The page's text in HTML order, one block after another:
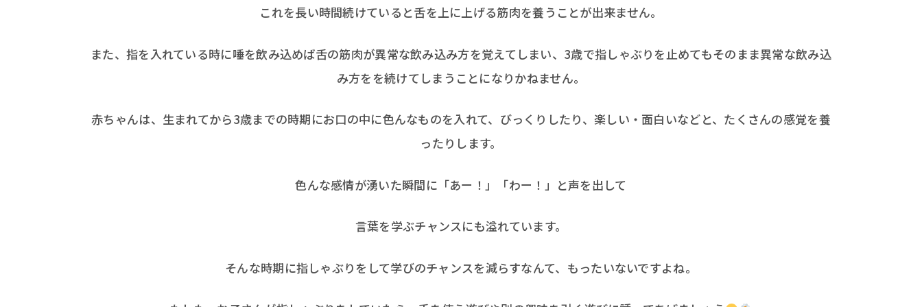
これを長い時間続けていると舌を上に上げる筋肉を養うことが出来ません。
また、指を入れている時に唾を飲み込めば舌の筋肉が異常な飲み込み方を覚えてしまい、3歳で指しゃぶりを止めてもそのまま異常な飲み込
み方をを続けてしまうことになりかねません。
赤ちゃんは、生まれてから3歳までの時期にお口の中に色んなものを入れて、びっくりしたり、楽しい・面白いなどと、たくさんの感覚を養
ったりします。
色んな感情が湧いた瞬間に「あー！」「わー！」と声を出して
言葉を学ぶチャンスにも溢れています。
そんな時期に指しゃぶりをして学びのチャンスを減らすなんて、もったいないですよね。